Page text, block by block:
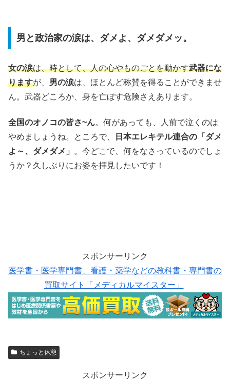
男と政治家の涙は、ダメよ、ダメダメッ。
女の涙は、時として、人の心やものごとを動かす武器にな
りますが、 男の涙は、ほとんど称賛を得ることができませ
ん。武器どころか、身を亡ぼす危険さえあります。
全国のオノコの皆さ~ん。何があっても、人前で泣くのは
やめましょうね。ところで、
日本エレキテル連合の「ダメ
よ～、ダメダメ」
。今どこで、何をなさっているのでしょ
うか？久しぶりにお姿を拝見したいです！
スポンサーリンク
医学書・医学専門書、看護・薬学などの教科書・専門書の
買取サイト「メディカルマイスター」
ちょっと休憩
スポンサーリンク